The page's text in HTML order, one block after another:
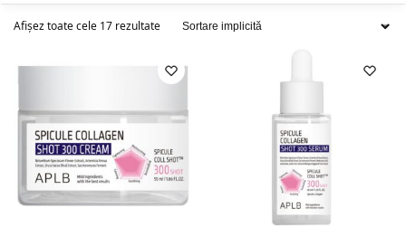
Afișez toate cele 17 rezultate